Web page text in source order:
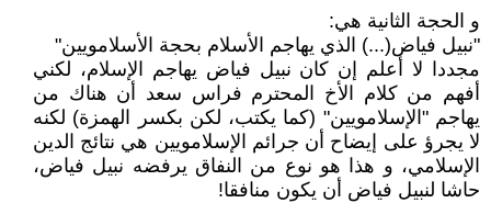
و الحجة الثانية هي:
"نبيل فياض(...) الذي يهاجم الأسلام بحجة الأسلامويين"
مجددا لا أعلم إن كان نبيل فياض يهاجم الإسلام، لكني
أفهم من كلام الأخ المحترم فراس سعد أن هناك من
يهاجم "الإسلامويين" (كما يكتب، لكن بكسر الهمزة) لكنه
لا يجرؤ على إيضاح أن جرائم الإسلامويين هي نتائج الدين
الإسلامي، و هذا هو نوع من النفاق يرفضه نبيل فياض،
حاشا لنبيل فياض أن يكون منافقا!